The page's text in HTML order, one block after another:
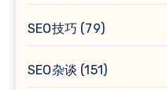
SEO技巧 (79)
SEO杂谈 (151)